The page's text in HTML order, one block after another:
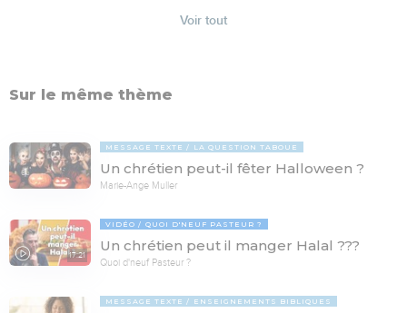
Voir tout
Sur le même thème
MESSAGE TEXTE LA QUESTION TABOUE
Un chrétien peut-il fêter Halloween ?
Marie-Ange Muller
17:21
VIDÉO QUOI D'NEUF PASTEUR ?
Un chrétien peut il manger Halal ???
Quoi d'neuf Pasteur ?
MESSAGE TEXTE ENSEIGNEMENTS BIBLIQUES